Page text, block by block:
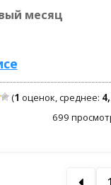
месяц
(1 оценок, среднее:
699